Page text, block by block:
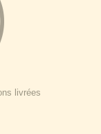
livrées